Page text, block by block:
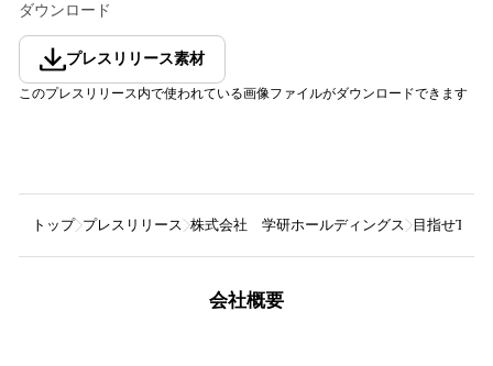
ダウンロード
プレスリリース素材
このプレスリリース内で使われている画像ファイルがダウンロードできます
トップ プレスリリース 株式会社 学研ホールディングス 目指せ
会社概要